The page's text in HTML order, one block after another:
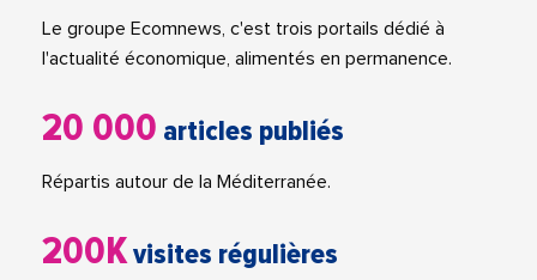
Le groupe Ecomnews, c'est trois portails dédié à
l'actualité économique, alimentés en permanence.
20 000 articles publiés
Répartis autour de la Méditerranée.
200Kvisites régulières